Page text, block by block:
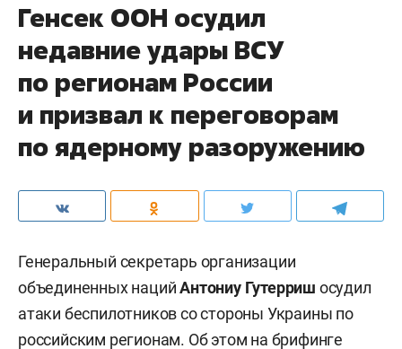
Генсек ООН осудил
недавние удары ВСУ
по регионам России
и призвал к переговорам
по ядерному разоружению
Генеральный секретарь организации
объединенных нацийАнтониу Гутерриш осудил
атаки беспилотников со стороны Украины по
российским регионам. Об этом на брифинге